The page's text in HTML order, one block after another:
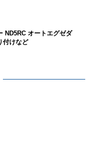
ND5RC オートエグゼダ
付けなど